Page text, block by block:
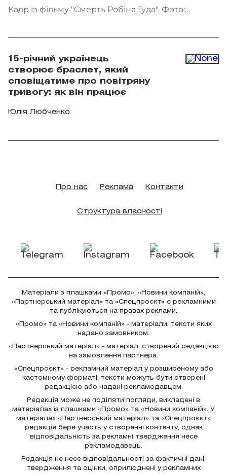
Кадр із фільму "Смерть Робіна Гуда". Фото:
15-річний українець
створює браслет, який
сповіщатиме про повітряну
тривогу: як він працює
Юлія Любченко
Про нас Реклама Контакти
Структура власності
Матеріали з плашками «Промо», «Новини компаній»,
«Партнерський матеріал» та «Спецпроєкт» є рекламними
та публікуються на правах реклами.
«Промо» та «Новини компаній» - матеріали, тексти яких
надано замовником.
«Партнерський матеріал» - матеріал, створений редакцією
на замовлення партнера.
«Спецпроєкт» - рекламний матеріал у розширеному або
кастомному форматі; тексти можуть бути створені
редакцією або надані рекламодавцем.
Редакція може не поділяти погляди, викладені в
матеріалах із плашками «Промо» та «Новини компаній». У
матеріалах «Партнерський матеріал» та «Спецпроєкт»
редакція бере участь у створенні контенту, однак
відповідальність за рекламні твердження несе
рекламодавець.
Редакція не несе відповідальності за фактичні дані,
твердження та оцінки, оприлюднені у рекламних